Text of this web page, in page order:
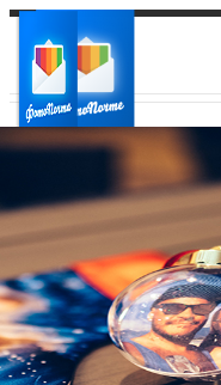
Ваш город:
Ваш регион доставки
Выберите из списка: